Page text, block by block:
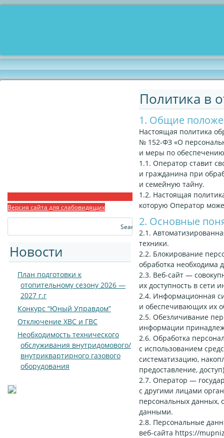
Версия сайта для слабовидящих
Новости
План подготовки к
отопительному сезону 2026 —
2027 г.г
Конкурс “Юный Управдом”
Отключение ХВС и ГВС
Необходимость технического
обслуживания внутридомового/
внутриквартирного газового
оборудования
Политика в
1. Общие
Настоящая политика
№ 152-ФЗ «О
и меры по
1.1. Оператор ставит
и гражданина при
и семейную тайну.
1.2. Настоящая
которую Оператор
2. Основные
2.1.
техники.
2.2. Блокирование
обработка необходима
2.3. Веб-сайт —
их доступность в сети
2.4. Информационная
и обеспечивающих их
2.5. Обезличивание
информации
2.6. Обработка
с использованием
систематизацию,
предоставление,
2.7. Оператор —
с другими лицами
персональных данных,
данными.
2.8. Персональные
веб-сайта https://